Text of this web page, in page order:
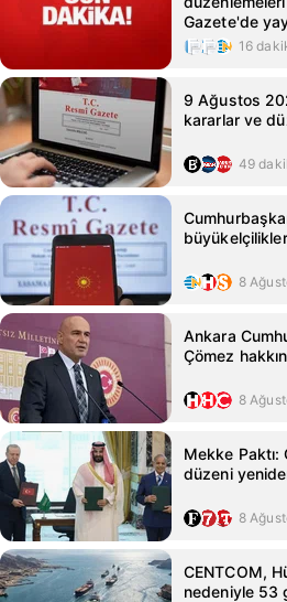
Gazete'de
16
9 Ağustos
kararlar ve
49
8
Ankara
Çömez
8
Mekke Paktı:
düzeni
8
CENTCOM,
nedeniyle 53